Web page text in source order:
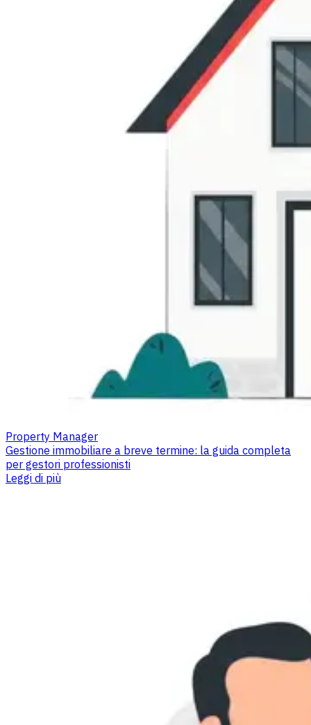
Property Manager
Gestione immobiliare a breve termine: la guida completa
per gestori professionisti
Leggi di più